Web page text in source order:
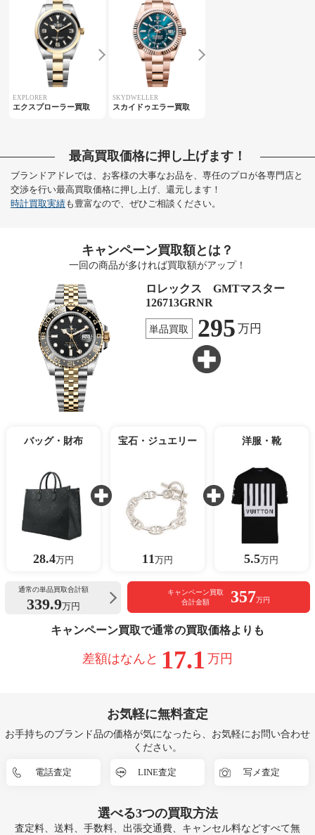
EXPLORER
エクスプローラー買取
SKYDWELLER
スカイドゥエラー買取
最高買取価格に押し上げます！
ブランドアドレでは、お客様の大事なお品を、専任のプロが各専門店と
交渉を行い最高買取価格に押し上げ、還元します！
時計買取実績も豊富なので、ぜひご相談ください。
キャンペーン買取額とは？
一回の商品が多ければ買取額がアップ！
ロレックス GMTマスター
126713GRNR
単品買取 295 万円
バッグ・財布
28.4万円
宝石・ジュエリー
11 万円
洋服・靴
5.5万円
通常の単品買取合計額
339.9万円
キャンペーン買取
合計金額
357万円
キャンペーン買取で通常の買取価格よりも
差額はなんと 17.1 万円
お気軽に無料査定
お手持ちのブランド品の価格が気になったら、お気軽にお問い合わせ
ください。
電話査定 LINE査定 写メ査定
選べる3つの買取方法
査定料、送料、手数料、出張交通費、キャンセル料などすべて無